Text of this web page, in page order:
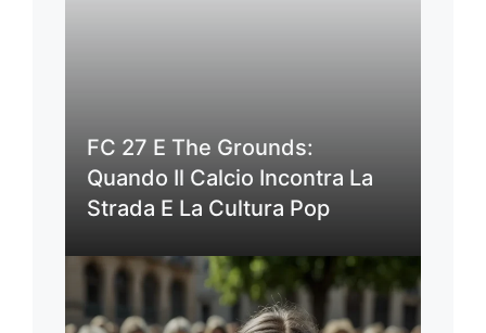
FC 27 E The Grounds:
Quando Il Calcio Incontra La
Strada E La Cultura Pop